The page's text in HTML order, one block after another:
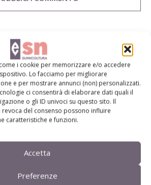
i cookie per memorizzare e/o accedere
Lo facciamo per migliorare
e per mostrare annunci (non) personalizzati.
ci consentirà di elaborare dati quali il
o gli ID univoci su questo sito. Il
del consenso possono influire
caratteristiche e funzioni.
Accetta
Preferenze
e servizi dalle aziende
per cercare un'azienda o un